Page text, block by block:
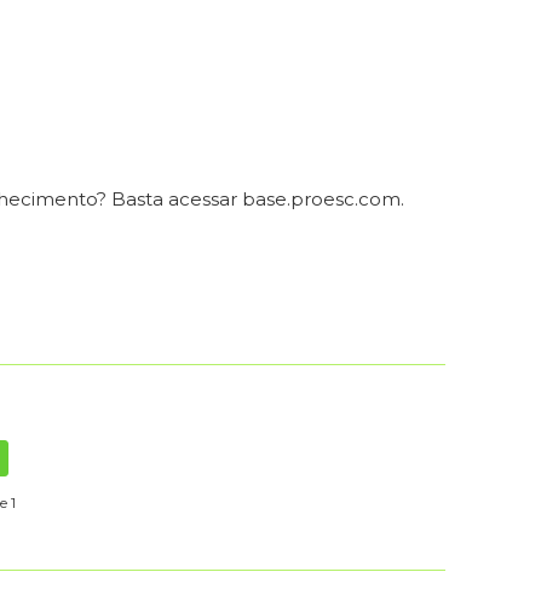
Basta acessar base.proesc.com.
1